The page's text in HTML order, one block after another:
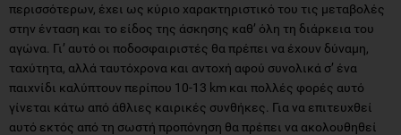
περισσότερων, έχει ως κύριο χαρακτηριστικό του τις μεταβολές
στην ένταση και το είδος της άσκησης καθ’ όλη τη διάρκεια του
αγώνα. Γι’ αυτό οι ποδοσφαιριστές θα πρέπει να έχουν δύναμη,
ταχύτητα, αλλά ταυτόχρονα και αντοχή αφού συνολικά σ’ ένα
παιχνίδι καλύπτουν περίπου 10-13 km και πολλές φορές αυτό
γίνεται κάτω από άθλιες καιρικές συνθήκες. Για να επιτευχθεί
αυτό εκτός από τη σωστή προπόνηση θα πρέπει να ακολουθηθεί